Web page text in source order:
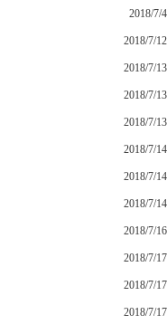
2018/7/4
2018/7/12
2018/7/13
2018/7/13
2018/7/13
2018/7/14
2018/7/14
2018/7/14
2018/7/16
2018/7/17
2018/7/17
2018/7/17